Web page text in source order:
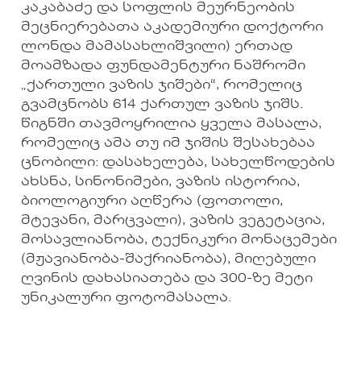
კაკაბაძე და სოფლის მეურნეობის
მეცნიერებათა აკადემიური დოქტორი
ლონდა მამასახლიშვილი) ერთად
მოამზადა ფუნდამენტური ნაშრომი
„ქართული ვაზის ჯიშები“, რომელიც
გვამცნობს 614 ქართულ ვაზის ჯიშს.
წიგნში თავმოყრილია ყველა მასალა,
რომელიც ამა თუ იმ ჯიშის შესახებაა
ცნობილი: დასახელება, სახელწოდების
ახსნა, სინონიმები, ვაზის ისტორია,
ბიოლოგიური აღწერა (ფოთოლი,
მტევანი, მარცვალი), ვაზის ვეგეტაცია,
მოსავლიანობა, ტექნიკური მონაცემები
(მჟავიანობა-შაქრიანობა), მიღებული
ღვინის დახასიათება და 300-ზე მეტი
უნიკალური ფოტომასალა.